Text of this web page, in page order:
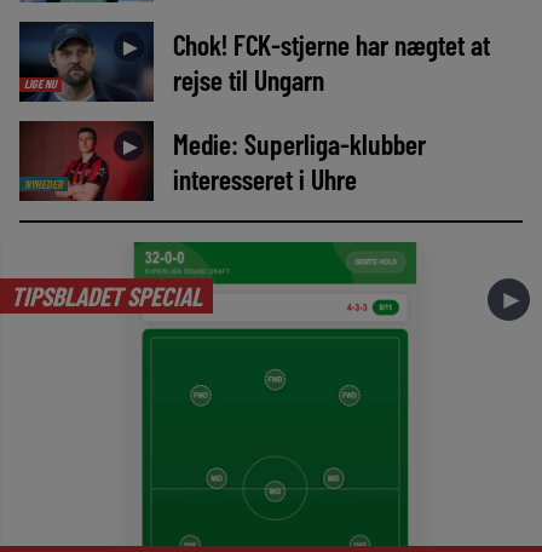
LIGE NU
►
Chok! FCK-stjerne har nægtet at
rejse til Ungarn
NYHEDER
►
Medie: Superliga-klubber
interesseret i Uhre
TIPSBLADET SPECIAL ►